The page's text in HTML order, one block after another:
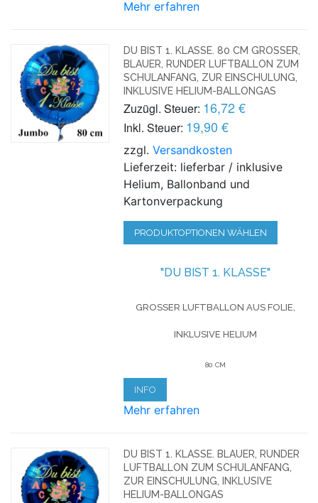
Mehr erfahren
DU BIST 1. KLASSE. 80 CM GROSSER, B
LAUER, RUNDER LUFTBALLON ZUM S
CHULANFANG, ZUR EINSCHULUNG, I
NKLUSIVE HELIUM-BALLONGAS
Zuzügl. Steuer: 16,72 €
Inkl. Steuer: 19,90 €
zzgl.Versandkosten
Lieferzeit: lieferbar / inklusive
Helium, Ballonband und
Kartonverpackung
PRODUKTOPTIONEN WÄHLEN
"DU BIST 1. KLASSE"
GROSSER LUFTBALLON AUS FOLIE, I
NKLUSIVE HELIUM
80 CM
INFO
Mehr erfahren
DU BIST 1. KLASSE. BLAUER, RUNDER
LUFTBALLON ZUM SCHULANFANG,
ZUR EINSCHULUNG, INKLUSIVE
HELIUM-BALLONGAS